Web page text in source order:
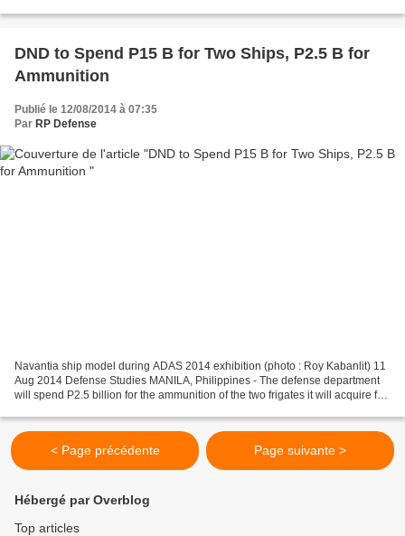
DND to Spend P15 B for Two Ships, P2.5 B for
Ammunition
Publié le 12/08/2014 à 07:35
Par RP Defense
Navantia ship model during ADAS 2014 exhibition (photo : Roy Kabanlit) 11
Aug 2014 Defense Studies MANILA, Philippines - The defense department
will spend P2.5 billion for the ammunition of the two frigates it will acquire for
< Page précédente Page suivante >
Hébergé par Overblog
Top articles